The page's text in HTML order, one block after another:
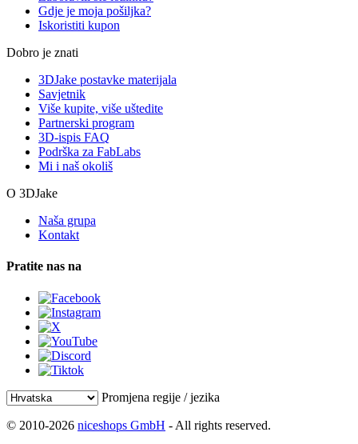
Gdje je moja pošiljka?
Iskoristiti kupon
Dobro je znati
3DJake postavke materijala
Savjetnik
Više kupite, više uštedite
Partnerski program
3D-ispis FAQ
Podrška za FabLabs
Mi i naš okoliš
O 3DJake
Naša grupa
Kontakt
Pratite nas na
Promjena regije / jezika
© 2010-2026 niceshops GmbH - All rights reserved.